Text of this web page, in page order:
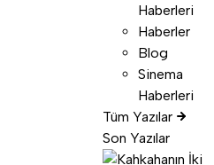
Haberleri
Haberler
Blog
Sinema
Haberleri
Tüm Yazılar
Son Yazılar